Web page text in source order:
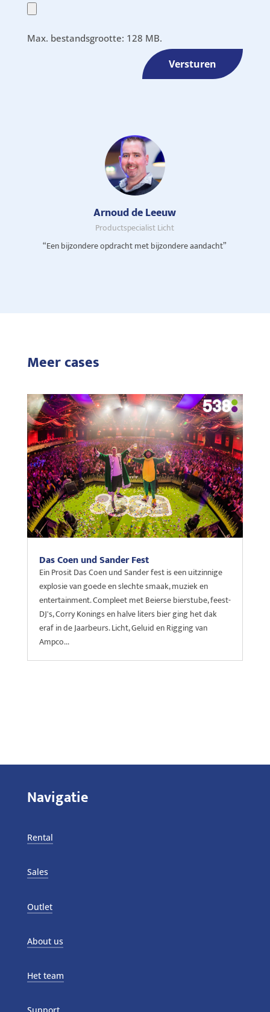
Max. bestandsgrootte: 128 MB.
Versturen
Arnoud de Leeuw
Productspecialist Licht
“Een bijzondere opdracht met bijzondere aandacht”
Meer cases
Das Coen und Sander Fest
Ein Prosit Das Coen und Sander fest is een uitzinnige
explosie van goede en slechte smaak, muziek en
entertainment. Compleet met Beierse bierstube, feest-
DJ's, Corry Konings en halve liters bier ging het dak
eraf in de Jaarbeurs. Licht, Geluid en Rigging van
Ampco...
Navigatie
Rental
Sales
Outlet
About us
Het team
Support